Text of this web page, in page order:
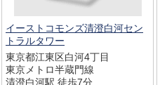
イーストコモンズ清澄白河セン
トラルタワー
東京都江東区白河4丁目
東京メトロ半蔵門線
清澄白河駅 徒歩7分